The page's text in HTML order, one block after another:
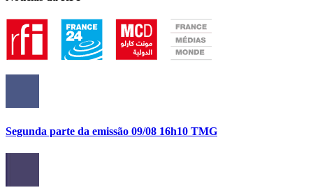
Segunda parte da emissão 09/08 16h10 TMG